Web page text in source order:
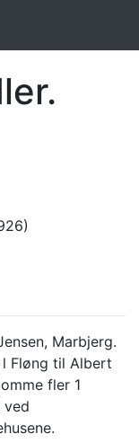
Marbjerg.
Fløng til Albert
fler 1
ved